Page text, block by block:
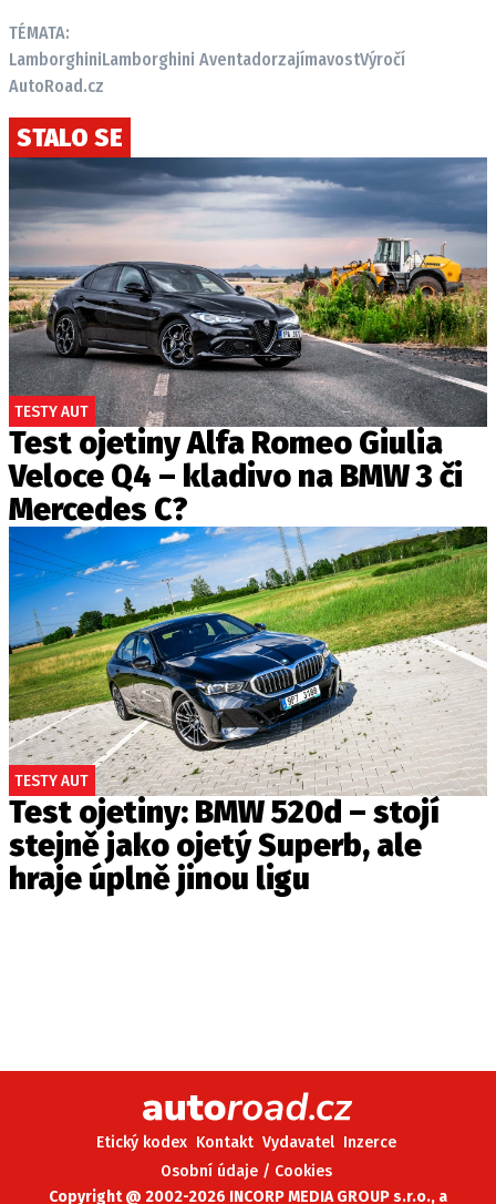
TÉMATA:
LamborghiniLamborghini AventadorzajímavostVýročí
AutoRoad.cz
STALO SE
TESTY AUT
Test ojetiny Alfa Romeo Giulia
Veloce Q4 – kladivo na BMW 3 či
Mercedes C?
TESTY AUT
Test ojetiny: BMW 520d – stojí
stejně jako ojetý Superb, ale
hraje úplně jinou ligu
Etický kodex Kontakt Vydavatel Inzerce
Osobní údaje / Cookies
Copyright @ 2002-2026 INCORP MEDIA GROUP s.r.o., a